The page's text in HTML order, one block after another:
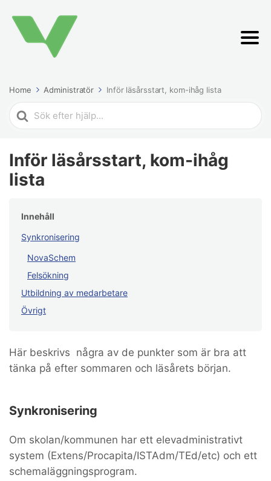
Home Administratör Inför läsårsstart, kom-ihåg lista
Search
For
Inför läsårsstart, kom-ihåg
lista
Innehåll
Synkronisering
NovaSchem
Felsökning
Utbildning av medarbetare
Övrigt
Här beskrivs några av de punkter som är bra att
tänka på efter sommaren och läsårets början.
Synkronisering
Om skolan/kommunen har ett elevadministrativt
system (Extens/Procapita/ISTAdm/TEd/etc) och ett
schemaläggningsprogram.